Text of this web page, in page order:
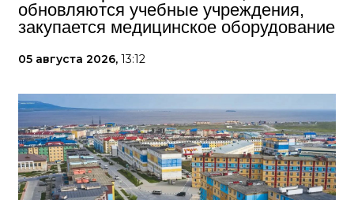
обновляются учебные учреждения,
закупается медицинское оборудование
05 августа 2026, 13:12